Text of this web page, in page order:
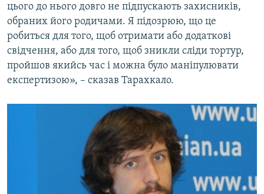
Усі сайти RFE/RL
цього до нього довго не підпускають захисників,
обраних його родичами. Я підозрюю, що це
робиться для того, щоб отримати або додаткові
свідчення, або для того, щоб зникли сліди тортур,
пройшов якийсь час і можна було маніпулювати
експертизою», – сказав Тарахкало.